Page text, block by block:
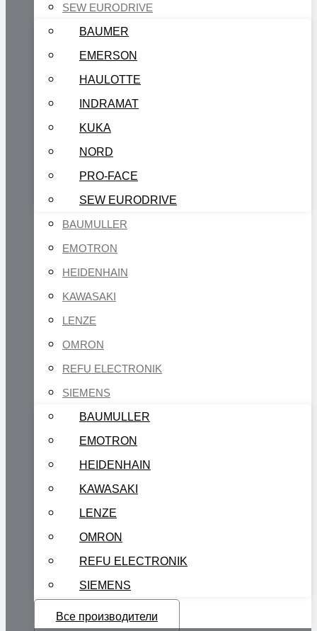
SEW EURODRIVE
BAUMER
EMERSON
HAULOTTE
INDRAMAT
KUKA
NORD
PRO-FACE
SEW EURODRIVE
BAUMULLER
EMOTRON
HEIDENHAIN
KAWASAKI
LENZE
OMRON
REFU ELECTRONIK
SIEMENS
BAUMULLER
EMOTRON
HEIDENHAIN
KAWASAKI
LENZE
OMRON
REFU ELECTRONIK
SIEMENS
Все производители